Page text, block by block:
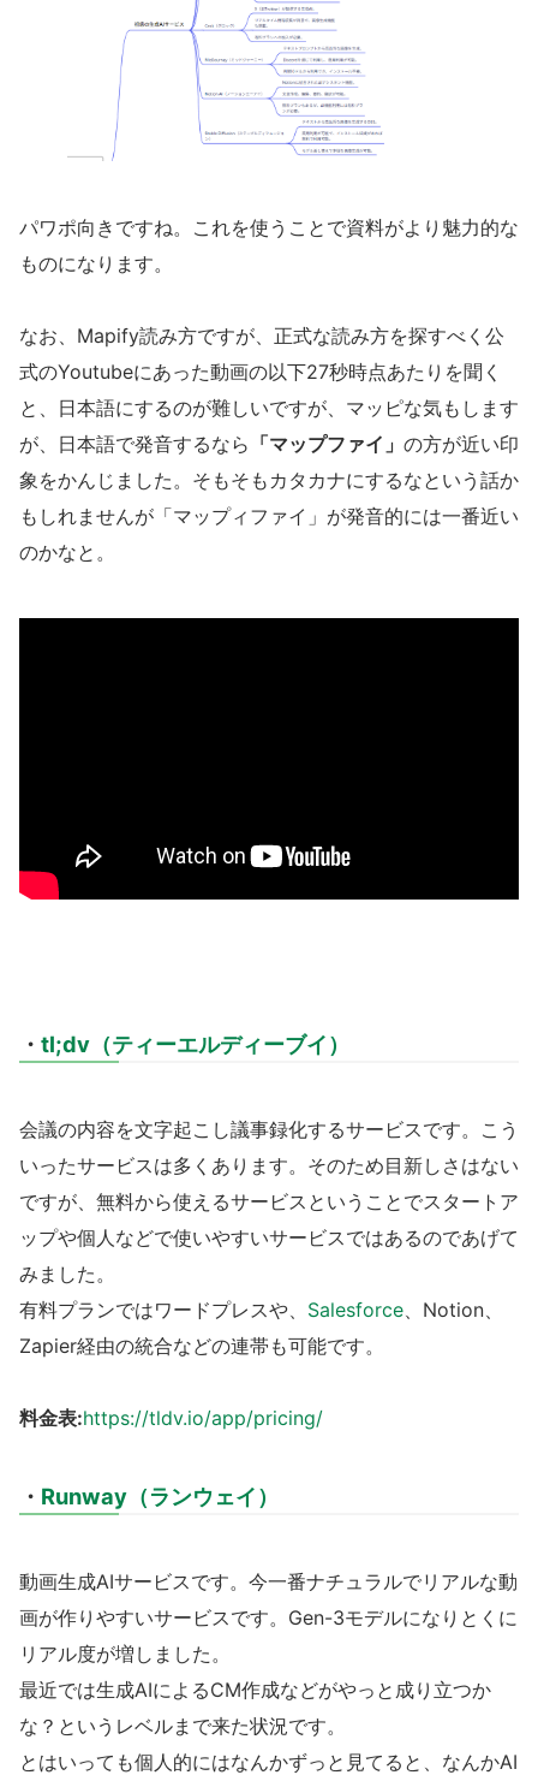
パワポ向きですね。これを使うことで資料がより魅力的な
ものになります。
なお、Mapify読み方ですが、正式な読み方を探すべく公
式のYoutubeにあった動画の以下27秒時点あたりを聞く
と、日本語にするのが難しいですが、マッピな気もします
が、日本語で発音するなら 「マップファイ」 の方が近い印
象をかんじました。そもそもカタカナにするなという話か
もしれませんが「マップィファイ」が発音的には一番近い
のかなと。
・ tl;dv（ティーエルディーブイ）
会議の内容を文字起こし議事録化するサービスです。こう
いったサービスは多くあります。そのため目新しさはない
ですが、無料から使えるサービスということでスタートア
ップや個人などで使いやすいサービスではあるのであげて
みました。
有料プランではワードプレスや、 Salesforce、Notion、
Zapier経由の統合などの連帯も可能です。
料金表:https://tldv.io/app/pricing/
・ Runway（ランウェイ）
動画生成AIサービスです。今一番ナチュラルでリアルな動
画が作りやすいサービスです。Gen-3モデルになりとくに
リアル度が増しました。
最近では生成AIによるCM作成などがやっと成り立つか
な？というレベルまで来た状況です。
とはいっても個人的にはなんかずっと見てると、なんかAI